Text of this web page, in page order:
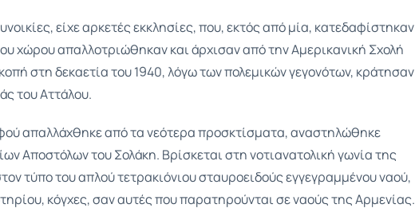
είχε αρκετές εκκλησίες, που, εκτός από μία, κατεδαφίστηκαν
χώρου απαλλοτριώθηκαν και άρχισαν από την Αμερικανική Σχολή
στη δεκαετία του 1940, λόγω των πολεμικών γεγονότων, κράτησαν
του Αττάλου.
απαλλάχθηκε από τα νεότερα προσκτίσματα, αναστηλώθηκε
Αποστόλων του Σολάκη. Βρίσκεται στη νοτιανατολική γωνία της
τύπο του απλού τετρακιόνιου σταυροειδούς εγγεγραμμένου ναού,
κόγχες, σαν αυτές που παρατηρούνται σε ναούς της Αρμενίας.